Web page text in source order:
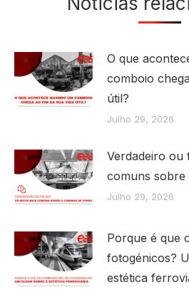
O que
comboio
útil?
Julho 29, 2026
Verdadeiro ou
comuns
Julho 29, 2026
Porque é que
fotogénicos?
estética